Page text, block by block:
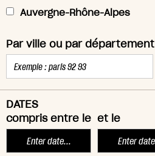
Auvergne-Rhône-Alpes
Par ville ou par département
DATES
compris entre le et le